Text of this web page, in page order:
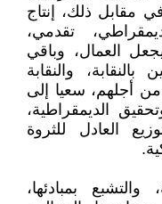
مقابل ذلك، إنتاج
تقدمي،
العمال، وباقي
والنقابة
من أجلهم، سعيا إلى
الديمقراطية،
العادل للثروة
بمبادئها،